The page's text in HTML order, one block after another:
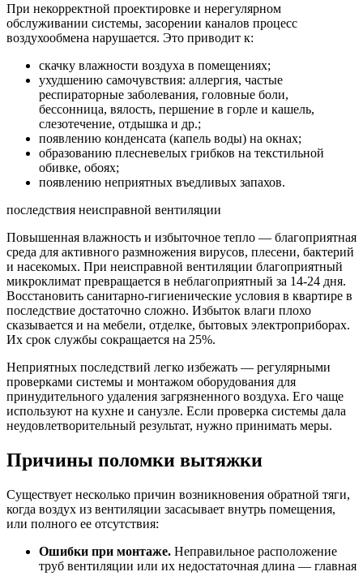
При некорректной проектировке и нерегулярном
обслуживании системы, засорении каналов процесс
воздухообмена нарушается. Это приводит к:
скачку влажности воздуха в помещениях;
ухудшению самочувствия: аллергия, частые
респираторные заболевания, головные боли,
бессонница, вялость, першение в горле и кашель,
слезотечение, отдышка и др.;
появлению конденсата (капель воды) на окнах;
образованию плесневелых грибков на текстильной
обивке, обоях;
появлению неприятных въедливых запахов.
последствия неисправной вентиляции
Повышенная влажность и избыточное тепло — благоприятная
среда для активного размножения вирусов, плесени, бактерий
и насекомых. При неисправной вентиляции благоприятный
микроклимат превращается в неблагоприятный за 14-24 дня.
Восстановить санитарно-гигиенические условия в квартире в
последствие достаточно сложно. Избыток влаги плохо
сказывается и на мебели, отделке, бытовых электроприборах.
Их срок службы сокращается на 25%.
Неприятных последствий легко избежать — регулярными
проверками системы и монтажом оборудования для
принудительного удаления загрязненного воздуха. Его чаще
используют на кухне и санузле. Если проверка системы дала
неудовлетворительный результат, нужно принимать меры.
Причины поломки вытяжки
Существует несколько причин возникновения обратной тяги,
когда воздух из вентиляции засасывает внутрь помещения,
или полного ее отсутствия:
Ошибки при монтаже. Неправильное расположение
труб вентиляции или их недостаточная длина — главная